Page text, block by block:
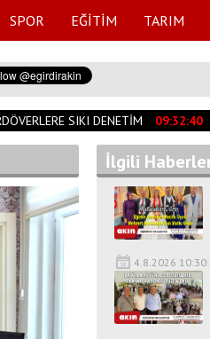
SPOR EĞİTİM TARIM
SIKI DENETİM 09:32:40
İlgili
4.8.2026